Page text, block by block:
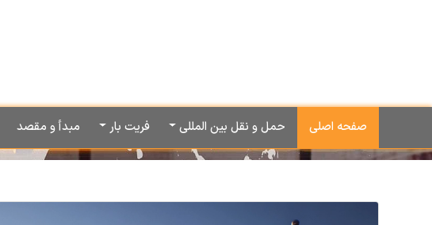
صفحه اصلی حمل و نقل بین المللی فریت بار مبدأ و مقصد